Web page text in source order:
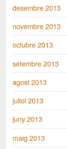
desembre 2013
novembre 2013
octubre 2013
setembre 2013
agost 2013
juliol 2013
juny 2013
maig 2013